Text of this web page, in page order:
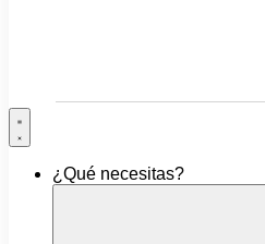
¿Qué necesitas?